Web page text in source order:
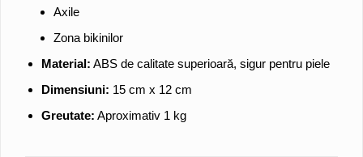
Axile
Zona bikinilor
Material: ABS de calitate superioară, sigur pentru piele
Dimensiuni: 15 cm x 12 cm
Greutate: Aproximativ 1 kg